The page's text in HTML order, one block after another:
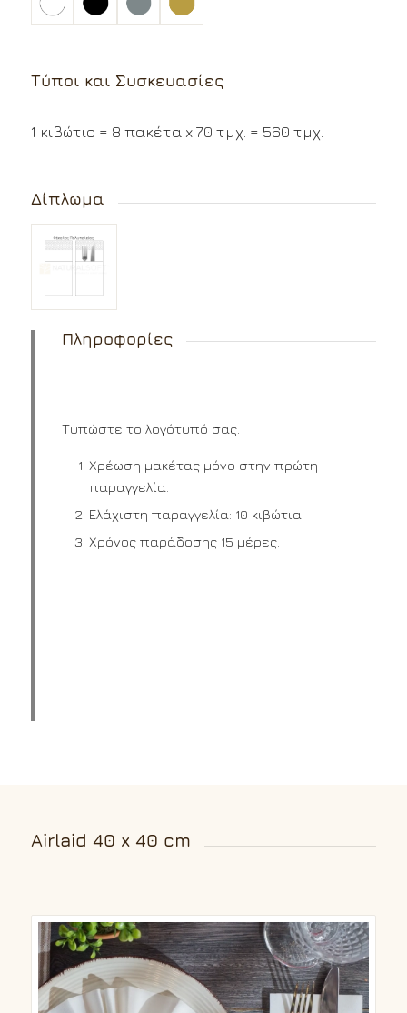
Τύποι και Συσκευασίες
1 κιβώτιο = 8 πακέτα x 70 τμχ. = 560 τμχ.
Δίπλωμα
Πληροφορίες
Τυπώστε το λογότυπό σας.
Χρέωση μακέτας μόνο στην πρώτη
παραγγελία.
Ελάχιστη παραγγελία: 10 κιβώτια.
Χρόνος παράδοσης 15 μέρες.
Airlaid 40 x 40 cm